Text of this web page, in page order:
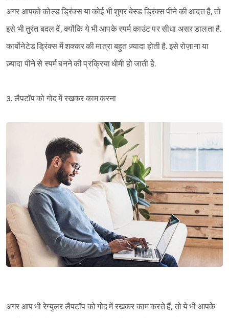
अगर आपको कोल्ड ड्रिंक्स या कोई भी शुगर बेस्ड ड्रिंक्स पीने की आदत है, तो
इसे भी तुरंत बदल दें, क्योंकि ये भी आपके स्पर्म काउंट पर सीधा असर डालता है.
कार्बोनेटेड ड्रिंक्स में शक्कर की मात्रा बहुत ज़्यादा होती है. इसे रोज़ाना या
ज़्यादा पीने से स्पर्म बनने की प्रक्रिया धीमी हो जाती हे.
3. लैपटॉप को गोद में रखकर काम करना
अगर आप भी रेग्युलर लैपटॉप को गोद में रखकर काम करते हैं, तो ये भी आपके